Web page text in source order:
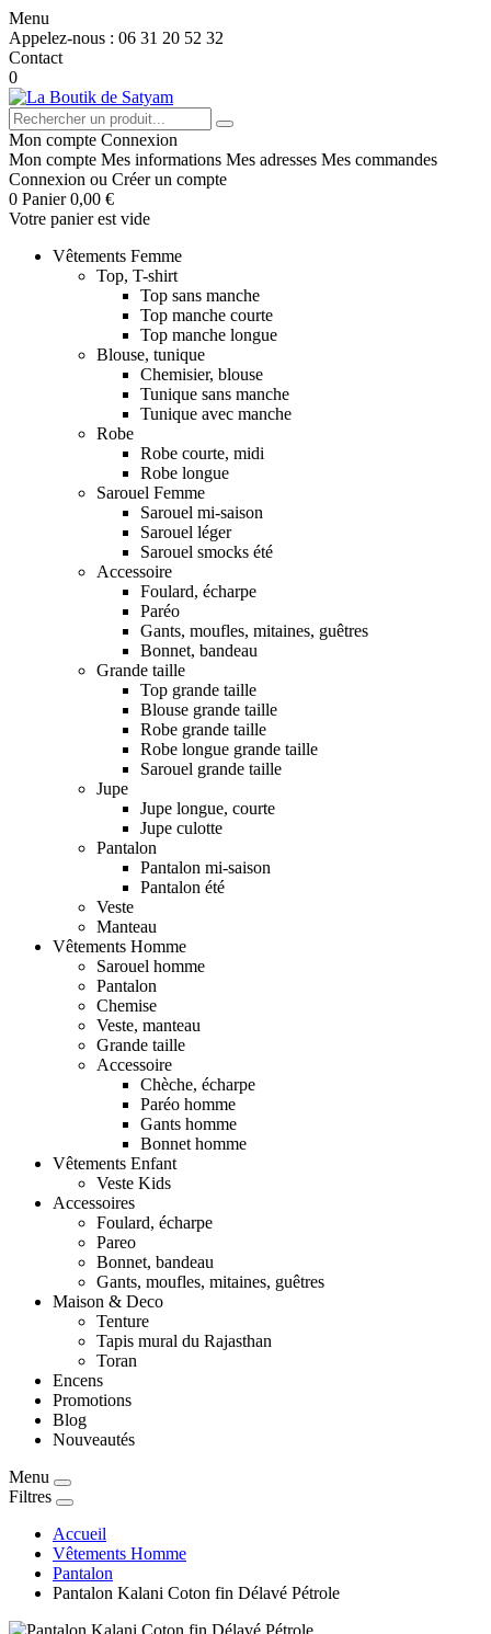
Menu
Appelez-nous : 06 31 20 52 32
Contact
0
Mon compte Connexion
Mon compte Mes informations Mes adresses Mes commandes
Connexion ou Créer un compte
0 Panier 0,00 €
Votre panier est vide
Vêtements Femme
Top, T-shirt
Top sans manche
Top manche courte
Top manche longue
Blouse, tunique
Chemisier, blouse
Tunique sans manche
Tunique avec manche
Robe
Robe courte, midi
Robe longue
Sarouel Femme
Sarouel mi-saison
Sarouel léger
Sarouel smocks été
Accessoire
Foulard, écharpe
Paréo
Gants, moufles, mitaines, guêtres
Bonnet, bandeau
Grande taille
Top grande taille
Blouse grande taille
Robe grande taille
Robe longue grande taille
Sarouel grande taille
Jupe
Jupe longue, courte
Jupe culotte
Pantalon
Pantalon mi-saison
Pantalon été
Veste
Manteau
Vêtements Homme
Sarouel homme
Pantalon
Chemise
Veste, manteau
Grande taille
Accessoire
Chèche, écharpe
Paréo homme
Gants homme
Bonnet homme
Vêtements Enfant
Veste Kids
Accessoires
Foulard, écharpe
Pareo
Bonnet, bandeau
Gants, moufles, mitaines, guêtres
Maison & Deco
Tenture
Tapis mural du Rajasthan
Toran
Encens
Promotions
Blog
Nouveautés
Menu
Filtres
Accueil
Vêtements Homme
Pantalon
Pantalon Kalani Coton fin Délavé Pétrole